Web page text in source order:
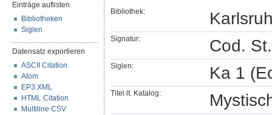
Einträge auflisten
Bibliotheken
Siglen
Datensatz exportieren
ASCII Citation
Atom
EP3 XML
HTML Citation
Multiline CSV
Bibliothek:
Signatur: Cod.
Siglen: Ka 1
Titel lt. Katalog: